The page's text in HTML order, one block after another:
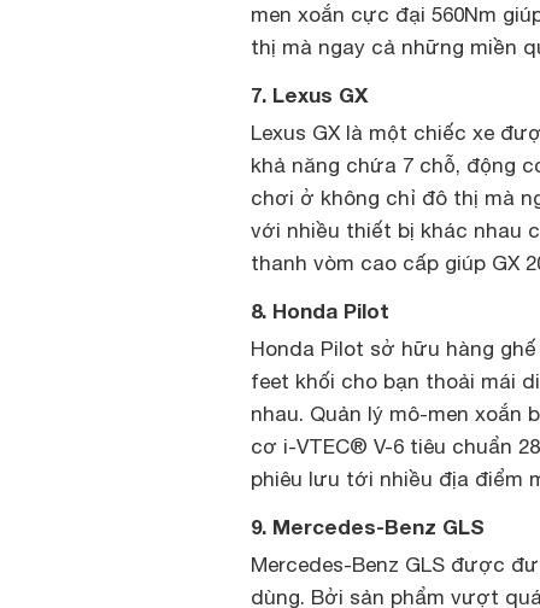
men xoắn cực đại 560Nm
thị mà ngay cả những miền
7. Lexus GX
Lexus GX là một chiếc xe
khả năng chứa 7 chỗ, động
chơi ở không chỉ đô thị mà
với nhiều thiết bị khác nhau
thanh vòm cao cấp giúp GX
8. Honda Pilot
Honda Pilot sở hữu hàng
feet khối cho bạn thoải mái
nhau. Quản lý mô-men xoắn
cơ i-VTEC® V-6 tiêu chuẩn
phiêu lưu tới nhiều địa điểm
9. Mercedes-Benz GLS
Mercedes-Benz GLS được
dùng. Bởi sản phẩm vượt